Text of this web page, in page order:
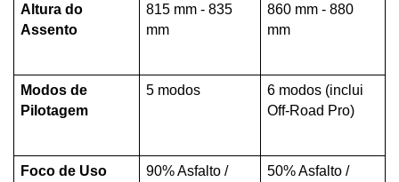
Altura do
Assento
815 mm - 835
mm
860 mm - 880
mm
Modos de
Pilotagem
5 modos
6 modos (inclui
Off-Road Pro)
Foco de Uso
90% Asfalto /
50% Asfalto /